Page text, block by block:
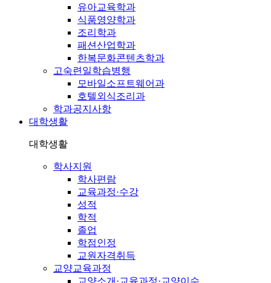
유아교육학과
식품영양학과
조리학과
패션산업학과
한복문화콘텐츠학과
고숙련일학습병행
모바일소프트웨어과
호텔외식조리과
학과공지사항
대학생활
대학생활
학사지원
학사편람
교육과정·수강
성적
학적
졸업
학점인정
교원자격취득
교양교육과정
교양소개·교육과정·교양이수